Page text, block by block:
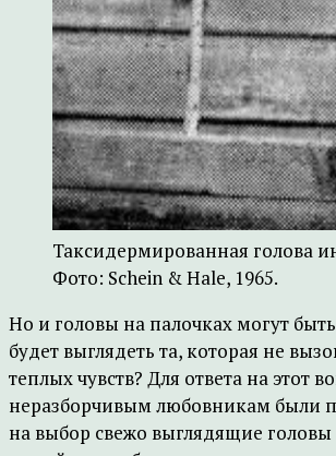
Таксидермированная голова
Фото: Schein & Hale, 1965.
Но и головы на палочках могут
будет выглядеть та, которая не
теплых чувств? Для ответа на этот
неразборчивым любовникам были
на выбор свежо выглядящие